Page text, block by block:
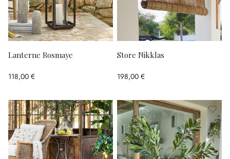
Lanterne Rosmaye
118,00 €
Store Nikklas
198,00 €